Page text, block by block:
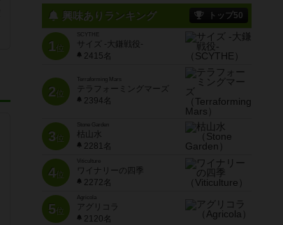
興味ありランキング トップ50
1位
SCYTHE
サイズ -大鎌戦役-
2415名
2位
Terraforming Mars
テラフォーミングマーズ
2394名
3位
Stone Garden
枯山水
2281名
4位
Viticulture
ワイナリーの四季
2272名
5位
Agricola
アグリコラ
2120名